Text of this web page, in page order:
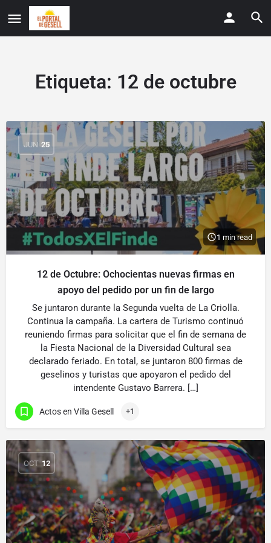
Etiqueta: 12 de octubre
JUN 25
1 min read
12 de Octubre: Ochocientas nuevas firmas en
apoyo del pedido por un fin de largo
Se juntaron durante la Segunda vuelta de La Criolla.
Continua la campaña. La cartera de Turismo continuó
reuniendo firmas para solicitar que el fin de semana de
la Fiesta Nacional de la Diversidad Cultural sea
declarado feriado. En total, se juntaron 800 firmas de
geselinos y turistas que apoyaron el pedido del
intendente Gustavo Barrera. […]
Actos en Villa Gesell +1
OCT 12